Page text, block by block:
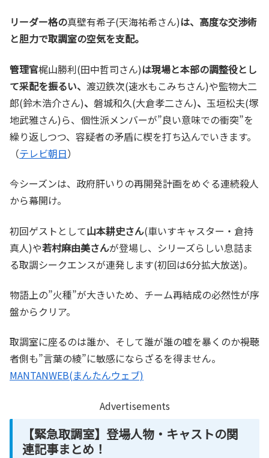
リーダー格の真壁有希子(天海祐希さん)は、高度な交渉術
と胆力で取調室の空気を支配。
管理官梶山勝利(田中哲司さん)は現場と本部の調整役とし
て采配を振るい、 渡辺鉄次(速水もこみちさん)や監物大二
郎(鈴木浩介さん)、 磐城和久(大倉孝二さん)、 玉垣松夫(塚
地武雅さん)ら、個性派メンバーが”良い意味での衝突”を
繰り返しつつ、容疑者の矛盾に楔を打ち込んでいきます。
（テレビ朝日）
今シーズンは、政府肝いりの再開発計画をめぐる連続殺人
から幕開け。
初回ゲストとして山本耕史さん(車いすキャスター・倉持
真人)や若村麻由美さんが登場し、シリーズらしい息詰ま
る取調シークエンスが連発します(初回は6分拡大放送)。
物語上の”火種”が大きいため、チーム再結成の必然性が序
盤からクリア。
取調室に座るのは誰か、そして誰が誰の嘘を暴くのか――視聴
者側も”言葉の綾”に敏感にならざるを得ません。
MANTANWEB(まんたんウェブ)
Advertisements
【緊急取調室】登場人物・キャストの関
連記事まとめ！